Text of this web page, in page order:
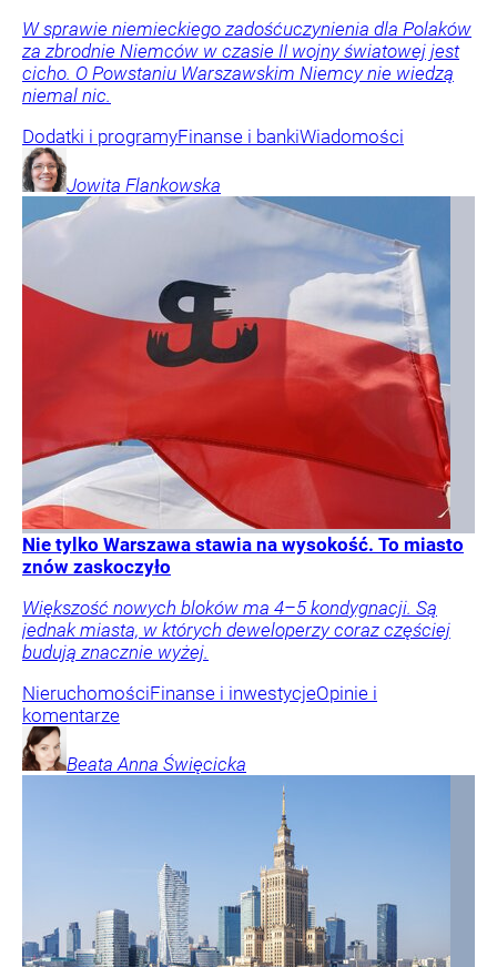
W sprawie niemieckiego zadośćuczynienia dla Polaków
za zbrodnie Niemców w czasie II wojny światowej jest
cicho. O Powstaniu Warszawskim Niemcy nie wiedzą
niemal nic.
Dodatki i programyFinanse i bankiWiadomości
Jowita Flankowska
Nie tylko Warszawa stawia na wysokość. To miasto
znów zaskoczyło
Większość nowych bloków ma 4–5 kondygnacji. Są
jednak miasta, w których deweloperzy coraz częściej
budują znacznie wyżej.
NieruchomościFinanse i inwestycjeOpinie i
komentarze
Beata Anna Święcicka